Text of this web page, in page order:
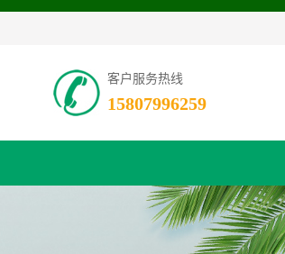
客户服务热线
15807996259